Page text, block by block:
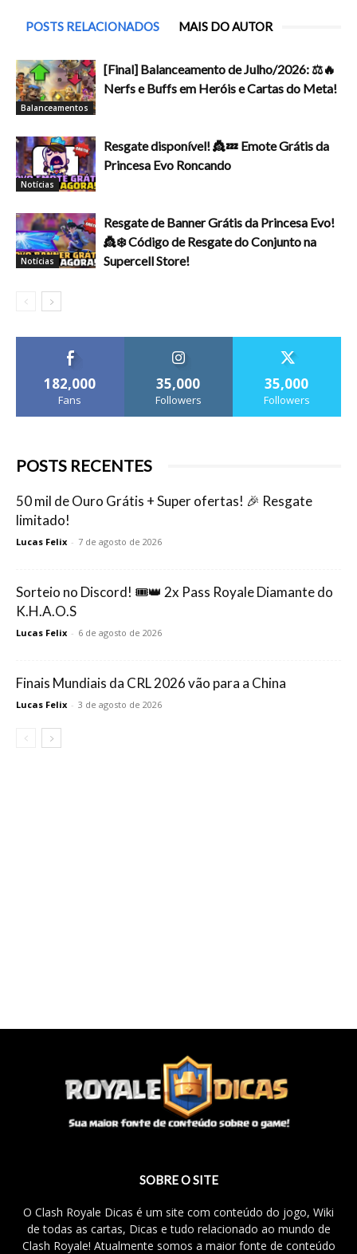
POSTS RELACIONADOS MAIS DO AUTOR
Balanceamentos
[Final] Balanceamento de Julho/2026: ⚖️🔥
Nerfs e Buffs em Heróis e Cartas do Meta!
Notícias
Resgate disponível! 👸💤 Emote Grátis da
Princesa Evo Roncando
Notícias
Resgate de Banner Grátis da Princesa Evo!
👸❄️ Código de Resgate do Conjunto na
Supercell Store!
182,000
Fans
35,000
Followers
35,000
Followers
POSTS RECENTES
50 mil de Ouro Grátis + Super ofertas! 🎉 Resgate
limitado!
Lucas Felix - 7 de agosto de 2026
Sorteio no Discord! 🎟️👑 2x Pass Royale Diamante do
K.H.A.O.S
Lucas Felix - 6 de agosto de 2026
Finais Mundiais da CRL 2026 vão para a China
Lucas Felix - 3 de agosto de 2026
SOBRE O SITE
O Clash Royale Dicas é um site com conteúdo do jogo, Wiki
de todas as cartas, Dicas e tudo relacionado ao mundo de
Clash Royale! Atualmente somos a maior fonte de conteúdo